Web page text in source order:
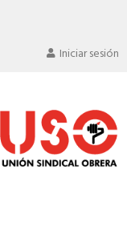
Iniciar sesión